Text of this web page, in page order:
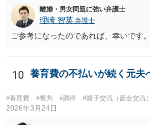
離婚・男女問題に強い弁護士
理崎 智英 弁護士
ご参考になったのであれば、幸いです。
10 養育費の不払いが続く元夫
#養育費 #審判 #調停 #親子交流（面会交流）
2026年3月24日